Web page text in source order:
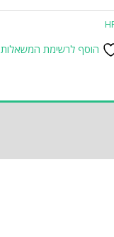
הוסף לרשימת המשאלות